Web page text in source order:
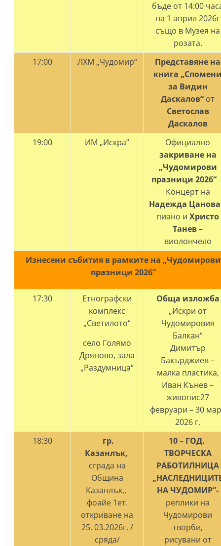
бъде от 14:00
на 1 април 2026г
също в Музея на
розата.
17:00
ЛХМ „Чудомир“
Представяне на
книга
за Видин
Даскалов“ от
Светослав
Даскалов
19:00
ИМ „Искра“
Официално
закриване на
„Чудомирови
празници 2026“
Концерт на
Надежда Цанова
пиано иХристо
Танев–
виолончело
Изнесени събития в рамките на „Чудомирови
празници 2026“
17:30
Етнографски
комплекс
„Светилото“
село Голямо
Дряново, зала
„Раздумница“
Обща изложба
„Искри от
Чудомировия
Балкан“
Димитър
Бакърджиев –
малка пластика,
Иван Кънев –
живопис27
февруари – 30
2026 г.
18:30
гр.
Казанлък,
сграда на
Община
Казанлък,,
фоайе 1ет.
откриване на
25. 03.2026г. /
сряда/
10 – ГОД.
ТВОРЧЕСКА
РАБОТИЛНИЦА
НА ЧУДОМИР“-
реплики на
Чудомирови
творби,
рисувани от